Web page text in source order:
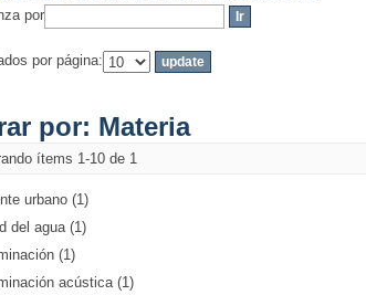
por
por página:
por: Materia
ítems 1-10 de 1
urbano (1)
del agua (1)
(1)
acústica (1)